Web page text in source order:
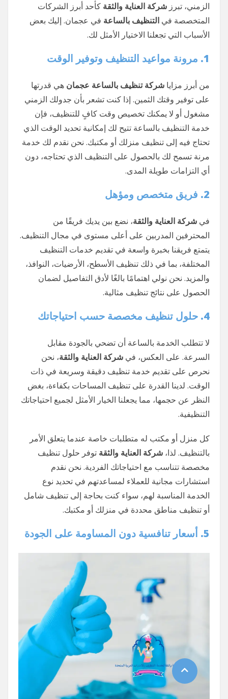
الزمني، تبرز شركة العناية والثقة كأحد أبرز الشركات
المتخصصة في التنظيف بالساعة في عجمان. إليك بعض
الأسباب التي تجعلنا الاختيار الأمثل لك.
1. مرونة مواعيد التنظيف وتوفير الوقت
من أبرز مزايا شركة تنظيف بالساعة عجمان هي قدرتها
على توفير وقتك الثمين. إذا كنت تشعر بأن جدولك الزمني
مشغول أو لا يمكنك تخصيص وقت كافٍ للتنظيف، فإن
خدمة التنظيف بالساعة تتيح لك إمكانية تحديد الوقت الذي
تحتاج فيه إلى تنظيف منزلك أو مكتبك. نحن نقدم لك خدمة
مرنة تسمح لك بالحصول على التنظيف الذي تحتاجه، دون
أي التزامات طويلة المدى.
2. فريق متخصص ومؤهل
في شركة العناية والثقة، نضع بين يديك فريقًا من
المحترفين المدربين على أعلى مستوى في مجال التنظيف.
يتمتع فريقنا بخبرة واسعة في تقديم خدمات التنظيف
المختلفة، بما في ذلك تنظيف الأسطح، الأرضيات، النوافذ،
والمزيد. نحن نولي اهتمامًا بالغًا لأدق التفاصيل لضمان
الحصول على نتائج تنظيف مثالية.
4. حلول تنظيف مخصصة حسب احتياجاتك
لا تتطلب الخدمة بالساعة أن تضحي بالجودة مقابل
السرعة. على العكس، في شركة العناية والثقة، نحن
نحرص على تقديم خدمة تنظيف دقيقة وسريعة في ذات
الوقت. لدينا القدرة على تنظيف المساحات بكفاءة، بغض
النظر عن حجمها، مما يجعلنا الخيار الأمثل لجميع احتياجاتك
التنظيفية.
كل منزل أو مكتب له متطلبات خاصة عندما يتعلق الأمر
بالتنظيف. لذا، شركة العناية والثقة توفر حلول تنظيف
مخصصة تتناسب مع احتياجاتك الفردية. نحن نقدم
استشارات مجانية للعملاء لمساعدتهم في تحديد نوع
الخدمة المناسبة لهم، سواء كنت بحاجة إلى تنظيف شامل
أو تنظيف مناطق محددة في منزلك أو مكتبك.
5. أسعار تنافسية دون المساومة على الجودة